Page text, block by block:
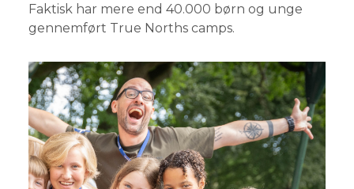
Faktisk har mere end 40.000 børn og unge
gennemført True Norths camps.